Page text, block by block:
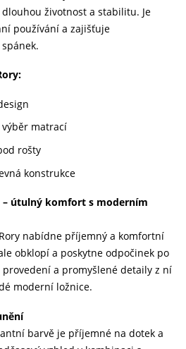
dlouhou životnost a stabilitu. Je
používání a zajišťuje
výběr matrací
rošty
konstrukce
– útulný komfort s moderním
nabídne příjemný a komfortní
obklopí a poskytne odpočinek po
a promyšlené detaily z ní
moderní ložnice.
barvě je příjemné na dotek a